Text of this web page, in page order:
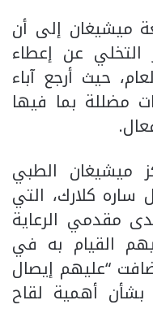
ميشيغان إلى أن
عن إعطاء
حيث أرجع آباء
مضللة بما فيها
ميشيغان الطبي
ساره كلارك، التي
مقدمي الرعاية
القيام به في
“عليهم إيصال
بشأن أهمية لقاح